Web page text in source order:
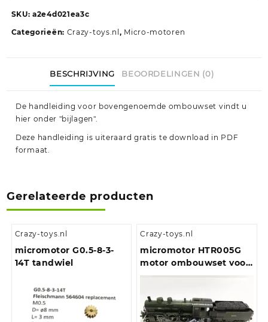
SKU: a2e4d021ea3c
Categorieën: Crazy-toys.nl, Micro-motoren
BESCHRIJVING BEOORDELINGEN (0)
De handleiding voor bovengenoemde ombouwset vindt u
hier onder "bijlagen".
Deze handleiding is uiteraard gratis te download in PDF
formaat.
Gerelateerde producten
Crazy-toys.nl
micromotor G0.5-8-3-
14T tandwiel
Crazy-toys.nl
micromotor HTR005G
motor ombouwset voor
Trix DB BR 38, DR BR